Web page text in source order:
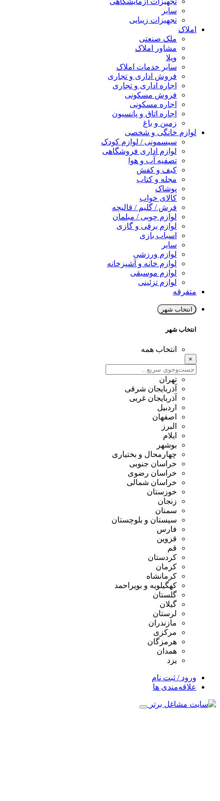
سایر
تجهیزات زیبایی
املاک
ملک صنعتی
مشاور املاک
ویلا
سایر خدمات املاک
فروش اداری و تجاری
اجاره اداری و تجاری
فروش مسکونی
اجاره مسکونی
اجاره اتاق و پانسیون
زمین و باغ
لوازم خانگی و شخصی
سیسمونی / لوازم کودک
لوازم اداری فروشگاهی
تصفیه آب و هوا
کیف و کفش
مجله و کتاب
پوشاک
کالای خواب
فرش / گلیم / قالیچه
لوازم چوبی / مبلمان
لوازم برقی و گازی
اسباب بازی
سایر
لوازم ورزشی
لوازم خانه و آشپزخانه
لوازم موسیقی
لوازم تزئینی
متفرقه
انتخاب شهر
انتخاب شهر
انتخاب همه
×
تهران
آذربایجان شرقی
آذربایجان غربی
اردبیل
اصفهان
البرز
ایلام
بوشهر
چهارمحال و بختیاری
خراسان جنوبی
خراسان رضوی
خراسان شمالی
خوزستان
زنجان
سمنان
سیستان و بلوچستان
فارس
قزوین
قم
کردستان
کرمان
کرمانشاه
کهگیلویه و بویراحمد
گلستان
گیلان
لرستان
مازندران
مرکزی
هرمزگان
همدان
یزد
ورود / ثبت نام
علاقه‌مندی ها